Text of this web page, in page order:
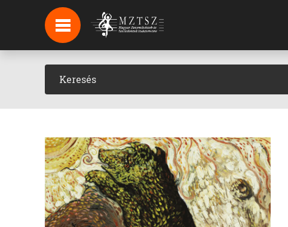
HÍREK
HÍRLEVÉL FELIRATKOZÁS
PODCAST